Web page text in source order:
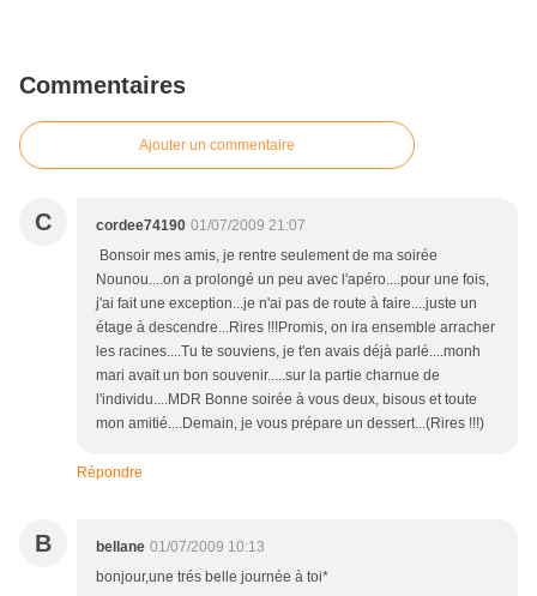
Commentaires
Ajouter un commentaire
C cordee74190 01/07/2009 21:07
Bonsoir mes amis, je rentre seulement de ma soirée
Nounou....on a prolongé un peu avec l'apéro....pour une fois,
j'ai fait une exception...je n'ai pas de route à faire....juste un
étage à descendre...Rires !!!Promis, on ira ensemble arracher
les racines....Tu te souviens, je t'en avais déjà parlé....monh
mari avait un bon souvenir.....sur la partie charnue de
l'individu....MDR Bonne soirée à vous deux, bisous et toute
mon amitié....Demain, je vous prépare un dessert...(Rires !!!)
Répondre
B bellane 01/07/2009 10:13
bonjour,une trés belle journée à toi*